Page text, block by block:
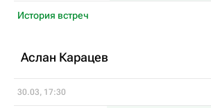
История встреч
Аслан Карацев
30.03, 17:30